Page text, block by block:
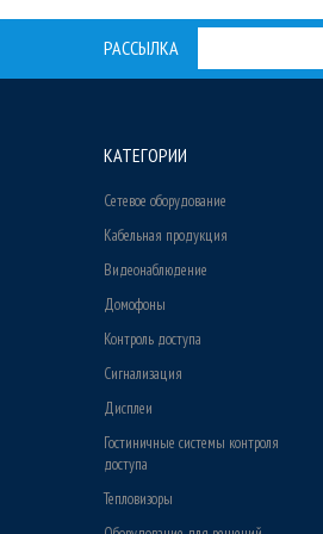
РАССЫЛКА
КАТЕГОРИИ
Сетевое оборудование
Кабельная продукция
Видеонаблюдение
Домофоны
Контроль доступа
Сигнализация
Дисплеи
Гостиничные системы контроля
доступа
Тепловизоры